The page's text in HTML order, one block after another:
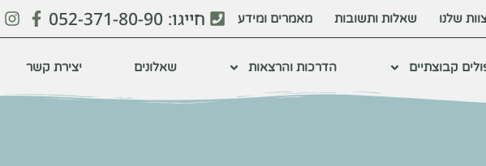
חייגו: 052-371-80-90 שלנו שאלות ותשובות מאמרים ומידע
קבוצתיים הדרכות והרצאות שאלונים יצירת קשר